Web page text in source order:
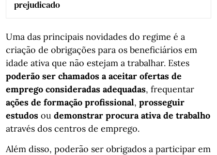
prejudicado
Uma das principais novidades do regime é a
criação de obrigações para os beneficiários em
idade ativa que não estejam a trabalhar. Estes
poderão ser chamados a aceitar ofertas de
emprego consideradas adequadas, frequentar
ações de formação profissional, prosseguir
estudos ou demonstrar procura ativa de trabalho
através dos centros de emprego.
Além disso, poderão ser obrigados a participar em